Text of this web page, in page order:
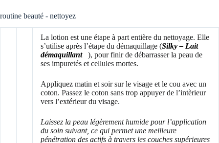
routine beauté - nettoyez
La lotion est une étape à part entière du nettoyage. Elle
s’utilise après l’étape du démaquillage (Silky – Lait
démaquillant
), pour finir de débarrasser la peau de
ses impuretés et cellules mortes.
Appliquez matin et soir sur le visage et le cou avec un
coton. Passez le coton sans trop appuyer de l’intèrieur
vers l’extérieur du visage.
Laissez la peau légèrement humide pour l’application
du soin suivant, ce qui permet une meilleure
pénétration des actifs à travers les couches supérieures